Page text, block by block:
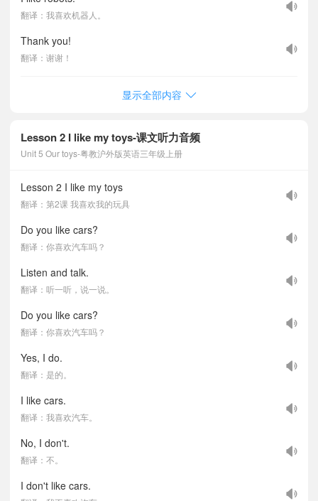
翻译：我喜欢机器人。
Thank you!
翻译：谢谢！
显示全部内容
Lesson 2 I like my toys-课文听力音频
Unit 5 Our toys-粤教沪外版英语三年级上册
Lesson 2 I like my toys
翻译：第2课 我喜欢我的玩具
Do you like cars?
翻译：你喜欢汽车吗？
Listen and talk.
翻译：听一听，说一说。
Do you like cars?
翻译：你喜欢汽车吗？
Yes, I do.
翻译：是的。
I like cars.
翻译：我喜欢汽车。
No, I don't.
翻译：不。
I don't like cars.